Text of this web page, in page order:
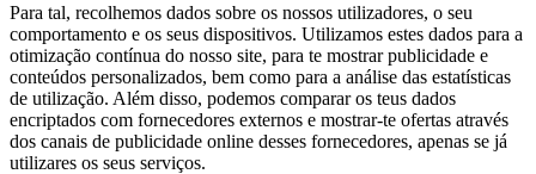
Para tal, recolhemos dados sobre os nossos utilizadores, o seu
comportamento e os seus dispositivos. Utilizamos estes dados para a
otimização contínua do nosso site, para te mostrar publicidade e
conteúdos personalizados, bem como para a análise das estatísticas
de utilização. Além disso, podemos comparar os teus dados
encriptados com fornecedores externos e mostrar-te ofertas através
dos canais de publicidade online desses fornecedores, apenas se já
utilizares os seus serviços.